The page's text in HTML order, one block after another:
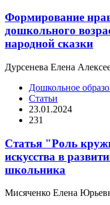
Формирование
дошкольного
народной сказки
Дурсенева Елена
Дошкольное
Статьи
23.01.2024
231
Статья "Роль
искусства в
школьника
Мисяченко Елена